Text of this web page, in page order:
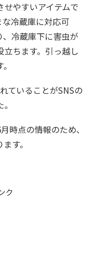
やすいアイテムで
冷蔵庫に対応可
冷蔵庫下に害虫が
ちます。引っ越し
ていることがSNSの
時点の情報のため、
す。
ク